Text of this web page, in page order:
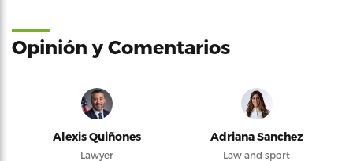
Opinión y Comentarios
Alexis Quiñones
Lawyer
Adriana Sanchez
Law and sport